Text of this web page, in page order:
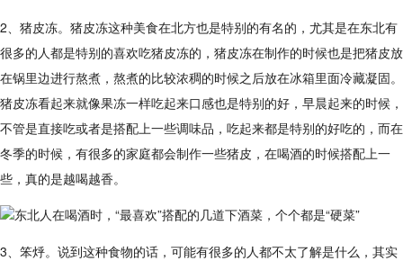
2、猪皮冻。猪皮冻这种美食在北方也是特别的有名的，尤其是在东北有
很多的人都是特别的喜欢吃猪皮冻的，猪皮冻在制作的时候也是把猪皮放
在锅里边进行熬煮，熬煮的比较浓稠的时候之后放在冰箱里面冷藏凝固。
猪皮冻看起来就像果冻一样吃起来口感也是特别的好，早晨起来的时候，
不管是直接吃或者是搭配上一些调味品，吃起来都是特别的好吃的，而在
冬季的时候，有很多的家庭都会制作一些猪皮，在喝酒的时候搭配上一
些，真的是越喝越香。
3、笨烀。说到这种食物的话，可能有很多的人都不太了解是什么，其实